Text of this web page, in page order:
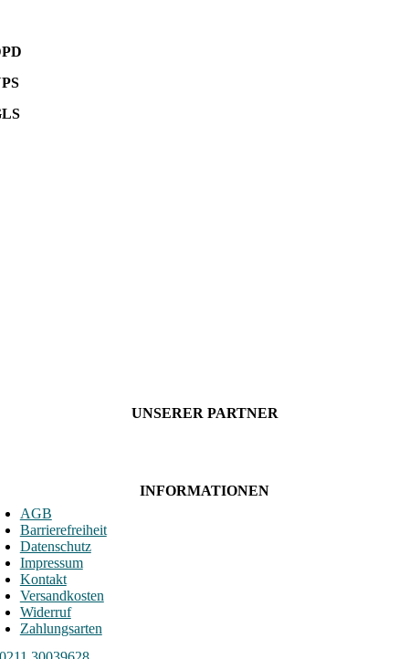
UNSERER PARTNER
INFORMATIONEN
AGB
Barrierefreiheit
Datenschutz
Impressum
Kontakt
Versandkosten
Widerruf
Zahlungsarten